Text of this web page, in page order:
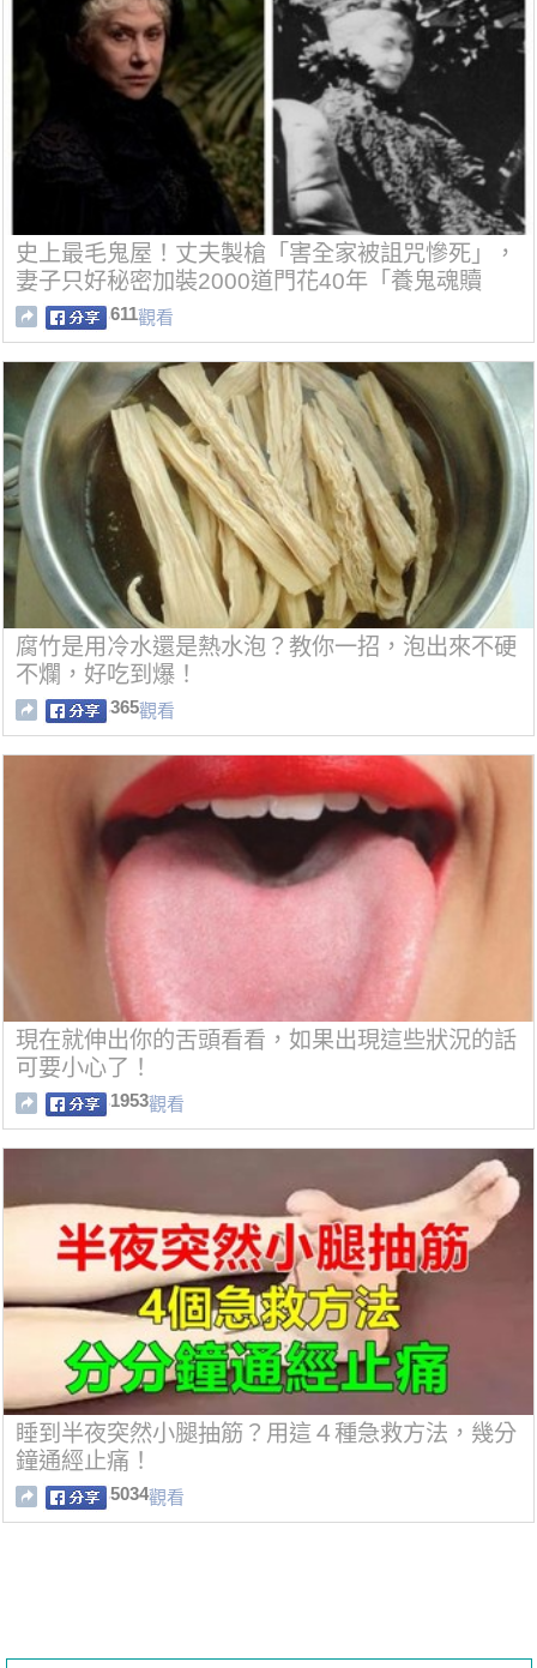
史上最毛鬼屋！丈夫製槍「害全家被詛咒慘死」，
妻子只好秘密加裝2000道門花40年「養鬼魂贖
罪」(9張)611觀看
腐竹是用冷水還是熱水泡？教你一招，泡出來不硬
不爛，好吃到爆！
365觀看
現在就伸出你的舌頭看看，如果出現這些狀況的話
可要小心了！
1953觀看
睡到半夜突然小腿抽筋？用這４種急救方法，幾分
鐘通經止痛！
5034觀看